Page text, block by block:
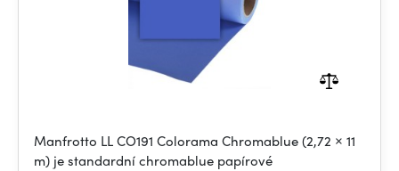
Manfrotto LL CO191 Colorama Chromablue (2,72 × 11
m) je standardní chromablue papírové